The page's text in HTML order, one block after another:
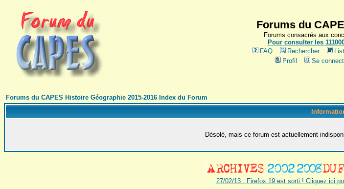
Forums du
Forums consacrés aux
Pour consulter les
FAQ
Rechercher
Profil
Se
Forums du CAPES Histoire Géographie 2015-2016 Index du Forum
Désolé, mais ce forum est actuellement
27/02/13 : Firefox 19 est sorti ! Cliquez ici